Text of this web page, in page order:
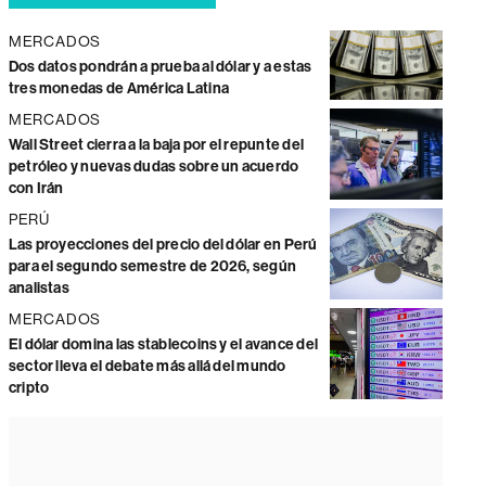
MERCADOS
Dos datos pondrán a prueba al dólar y a estas
tres monedas de América Latina
MERCADOS
Wall Street cierra a la baja por el repunte del
petróleo y nuevas dudas sobre un acuerdo
con Irán
PERÚ
Las proyecciones del precio del dólar en Perú
para el segundo semestre de 2026, según
analistas
MERCADOS
El dólar domina las stablecoins y el avance del
sector lleva el debate más allá del mundo
cripto